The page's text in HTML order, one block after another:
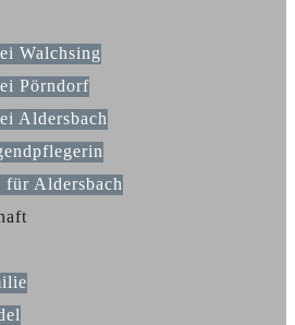
Walchsing
Pörndorf
Aldersbach
für Aldersbach